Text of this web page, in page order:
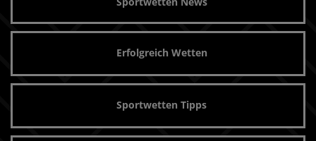
Erfolgreich Wetten
Sportwetten Tipps